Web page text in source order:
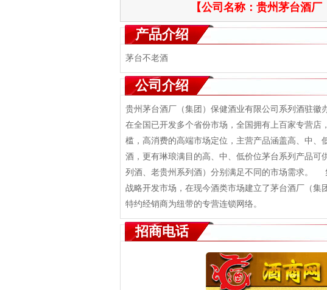
【公司名称： 贵州茅台酒厂
产品介绍
茅台不老酒
公司介绍
贵州茅台酒厂（集团）保健酒业有限公司系列酒驻
在全国已开发多个省份市场，全国拥有上百家专营
槛，高消费的高端市场定位，主营产品涵盖高、中、
酒，更有琳琅满目的高、中、低价位茅台系列产品
列酒、老贵州系列酒）分别满足不同的市场需求。
战略开发市场，在现今酒类市场建立了茅台酒厂（
特约经销商为纽带的专营连锁网络。
招商电话